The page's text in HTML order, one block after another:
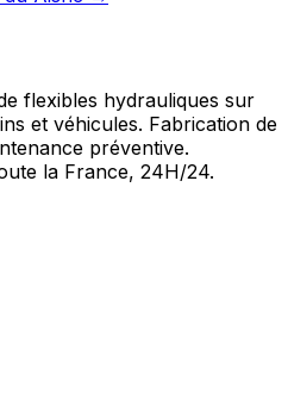
flexibles hydrauliques sur
et véhicules. Fabrication de
préventive.
la France, 24H/24.